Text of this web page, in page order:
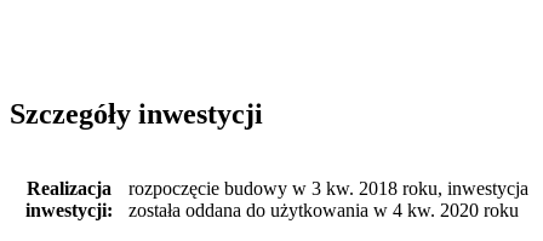
Szczegóły inwestycji
Realizacja
inwestycji:
rozpoczęcie budowy w 3 kw. 2018 roku, inwestycja
została oddana do użytkowania w 4 kw. 2020 roku